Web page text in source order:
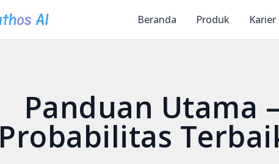
Beranda Produk Karier
Panduan Utama
Probabilitas